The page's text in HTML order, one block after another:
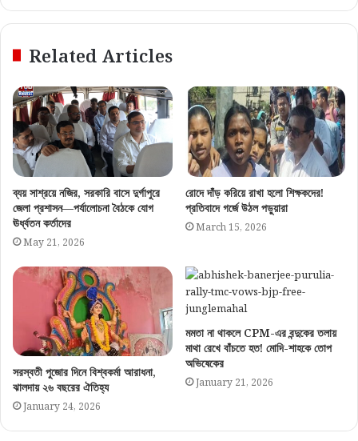
Related Articles
ব্যয় সাশ্রয়ে নজির, সরকারি বাসে দুর্গাপুরে
জেলা প্রশাসন—পর্যালোচনা বৈঠকে যোগ
ঊর্ধ্বতন কর্তাদের
May 21, 2026
রোদে দাঁড় করিয়ে রাখা হলো শিক্ষকদের!
প্রতিবাদে গর্জে উঠল পড়ুয়ারা
March 15, 2026
সরস্বতী পুজোর দিনে বিশ্বকর্মা আরাধনা,
ঝালদায় ২৬ বছরের ঐতিহ্য
January 24, 2026
মমতা না থাকলে CPM-এর বন্দুকের তলায়
মাথা রেখে বাঁচতে হত! মোদি-শাহকে তোপ
অভিষেকের
January 21, 2026